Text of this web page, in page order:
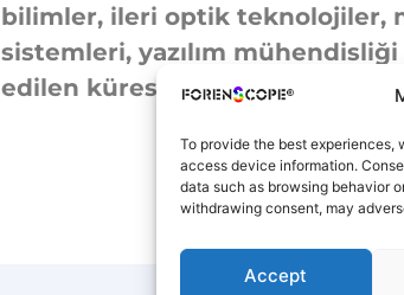
To provide the best
access device information.
data such as browsing behavior
withdrawing consent, may
Accept
bilimler, ileri optik teknolojiler,
sistemleri, yazılım mühendisliği
edilen küresel deneyimi
bir